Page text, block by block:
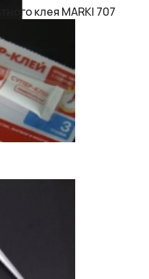
клея MARKI 707